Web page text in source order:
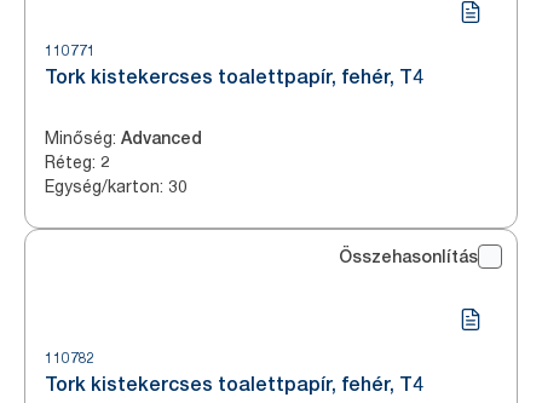
110771
Tork kistekercses toalettpapír, fehér, T4
Minőség: Advanced
Réteg: 2
Egység/karton: 30
Összehasonlítás
110782
Tork kistekercses toalettpapír, fehér, T4